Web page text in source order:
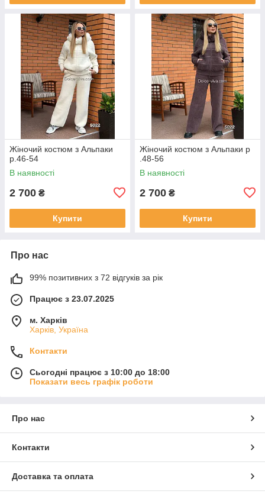
Жіночий костюм з Альпаки
р.46-54
В наявності
2 700 ₴
Купити
Жіночий костюм з Альпаки р
.48-56
В наявності
2 700 ₴
Купити
Про нас
99% позитивних з 72 відгуків за рік
Працює з 23.07.2025
м. Харків
Харків, Україна
Контакти
Сьогодні працює з 10:00 до 18:00
Показати весь графік роботи
Про нас
Контакти
Доставка та оплата